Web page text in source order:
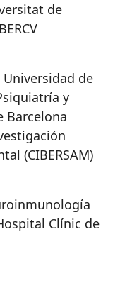
de
de
y
Barcelona
(CIBERSAM)
Clínic de